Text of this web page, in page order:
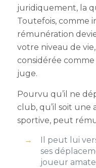
juridiquement, la
Toutefois, comme
rémunération
votre niveau de
considérée
juge.
Pourvu qu’il ne
club, qu’il soit une
sportive, peut
Il peut lui
ses
joueur